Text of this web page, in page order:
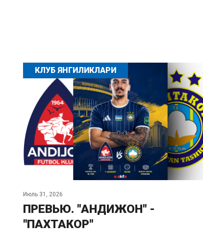
КЛУБ ЯНГИЛИКЛАРИ
Июль 31, 2026
ПРЕВЬЮ. "АНДИЖОН" -
"ПАХТАКОР"